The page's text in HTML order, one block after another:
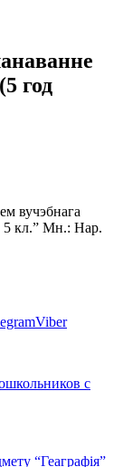
год
вучэбнага
5 кл.” Мн.: Нар.
Viber
с
“Геаграфія”